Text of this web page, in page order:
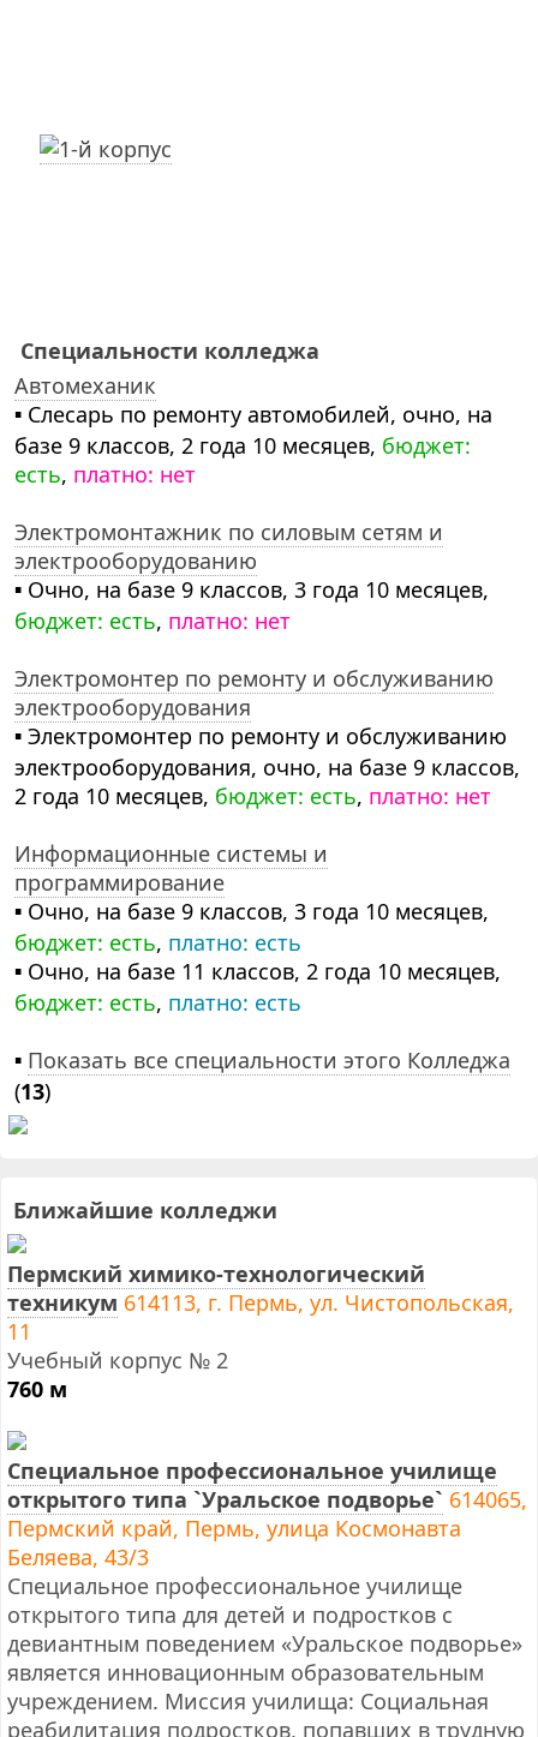
Специальности колледжа
Автомеханик
▪ Слесарь по ремонту автомобилей, очно, на
базе 9 классов, 2 года 10 месяцев, бюджет:
есть, платно: нет
Электромонтажник по силовым сетям и
электрооборудованию
▪ Очно, на базе 9 классов, 3 года 10 месяцев,
бюджет: есть, платно: нет
Электромонтер по ремонту и обслуживанию
электрооборудования
▪ Электромонтер по ремонту и обслуживанию
электрооборудования, очно, на базе 9 классов,
2 года 10 месяцев, бюджет: есть, платно: нет
Информационные системы и
программирование
▪ Очно, на базе 9 классов, 3 года 10 месяцев,
бюджет: есть, платно: есть
▪ Очно, на базе 11 классов, 2 года 10 месяцев,
бюджет: есть, платно: есть
▪ Показать все специальности этого Колледжа
(13)
Ближайшие колледжи
Пермский химико-технологический
техникум 614113, г. Пермь, ул. Чистопольская,
11
Учебный корпус № 2
760 м
Специальное профессиональное училище
открытого типа `Уральское подворье` 614065,
Пермский край, Пермь, улица Космонавта
Беляева, 43/3
Специальное профессиональное училище
открытого типа для детей и подростков с
девиантным поведением «Уральское подворье»
является инновационным образовательным
учреждением. Миссия училища: Социальная
реабилитация подростков, попавших в трудную